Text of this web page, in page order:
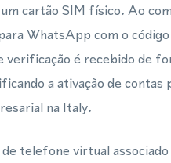
cartão SIM físico. Ao
WhatsApp com o código
verificação é recebido de
a ativação de contas
na Italy.
telefone virtual